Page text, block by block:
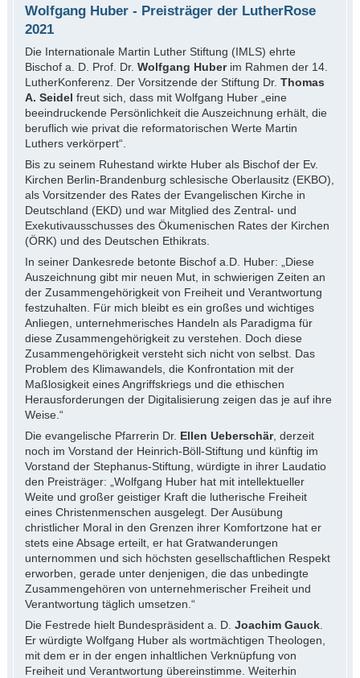
Wolfgang Huber - Preisträger der LutherRose
2021
Die Internationale Martin Luther Stiftung (IMLS) ehrte
Bischof a. D. Prof. Dr. Wolfgang Huberim Rahmen der 14.
LutherKonferenz. Der Vorsitzende der Stiftung Dr. Thomas
A. Seidel freut sich, dass mit Wolfgang Huber „eine
beeindruckende Persönlichkeit die Auszeichnung erhält, die
beruflich wie privat die reformatorischen Werte Martin
Luthers verkörpert“.
Bis zu seinem Ruhestand wirkte Huber als Bischof der Ev.
Kirchen Berlin-Brandenburg schlesische Oberlausitz (EKBO),
als Vorsitzender des Rates der Evangelischen Kirche in
Deutschland (EKD) und war Mitglied des Zentral- und
Exekutivausschusses des Ökumenischen Rates der Kirchen
(ÖRK) und des Deutschen Ethikrats.
In seiner Dankesrede betonte Bischof a.D. Huber: „Diese
Auszeichnung gibt mir neuen Mut, in schwierigen Zeiten an
der Zusammengehörigkeit von Freiheit und Verantwortung
festzuhalten. Für mich bleibt es ein großes und wichtiges
Anliegen, unternehmerisches Handeln als Paradigma für
diese Zusammengehörigkeit zu verstehen. Doch diese
Zusammengehörigkeit versteht sich nicht von selbst. Das
Problem des Klimawandels, die Konfrontation mit der
Maßlosigkeit eines Angriffskriegs und die ethischen
Herausforderungen der Digitalisierung zeigen das je auf ihre
Weise.“
Die evangelische Pfarrerin Dr. Ellen Ueberschär, derzeit
noch im Vorstand der Heinrich-Böll-Stiftung und künftig im
Vorstand der Stephanus-Stiftung, würdigte in ihrer Laudatio
den Preisträger: „Wolfgang Huber hat mit intellektueller
Weite und großer geistiger Kraft die lutherische Freiheit
eines Christenmenschen ausgelegt. Der Ausübung
christlicher Moral in den Grenzen ihrer Komfortzone hat er
stets eine Absage erteilt, er hat Gratwanderungen
unternommen und sich höchsten gesellschaftlichen Respekt
erworben, gerade unter denjenigen, die das unbedingte
Zusammengehören von unternehmerischer Freiheit und
Verantwortung täglich umsetzen.“
Die Festrede hielt Bundespräsident a. D. Joachim Gauck.
Er würdigte Wolfgang Huber als wortmächtigen Theologen,
mit dem er in der engen inhaltlichen Verknüpfung von
Freiheit und Verantwortung übereinstimme. Weiterhin